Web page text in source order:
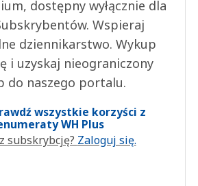
dostępny wyłącznie dla
Wspieraj
dziennikarstwo. Wykup
i uzyskaj nieograniczony
do naszego portalu.
wszystkie korzyści z
WH Plus
subskrybcję? Zaloguj się.